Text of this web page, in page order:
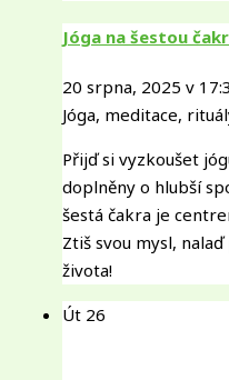
Jóga na šestou
20 srpna, 2025 v
Jóga, meditace,
Přijď si vyzkoušet
doplněny o hlubší
šestá čakra je
Ztiš svou mysl,
života!
Út 26